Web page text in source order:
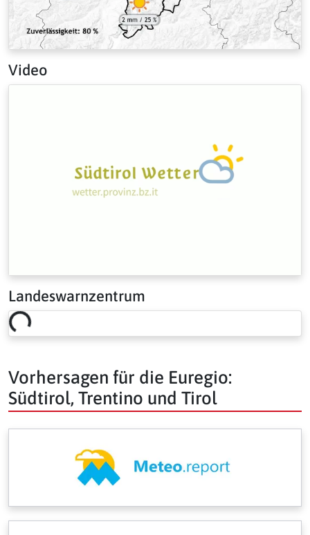
Video
Landeswarnzentrum
Loading risk overview…
Vorhersagen für die Euregio:
Südtirol, Trentino und Tirol